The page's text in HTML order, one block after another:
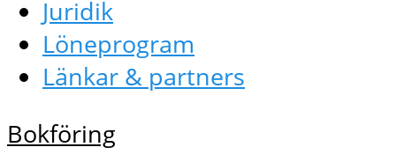
Juridik
Löneprogram
Länkar & partners
Bokföring